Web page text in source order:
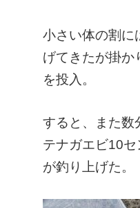
小さい体の割に
げてきたが掛か
を投入。
すると、また数
テナガエビ10
が釣り上げた。